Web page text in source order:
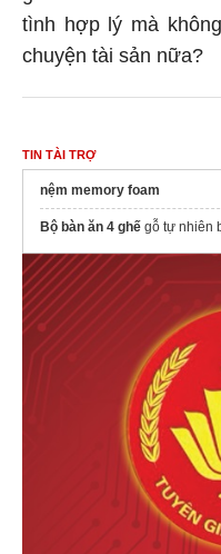
tình hợp lý mà
chuyện tài sản nữa?
TIN TÀI TRỢ
nệm memory foam
Bộ bàn ăn 4 ghế gỗ tự nhiên